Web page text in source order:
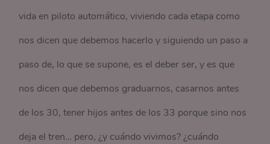
vida en piloto automático, viviendo cada etapa como
nos dicen que debemos hacerlo y siguiendo un paso a
paso de, lo que se supone, es el deber ser, y es que
nos dicen que debemos graduarnos, casarnos antes
de los 30, tener hijos antes de los 33 porque sino nos
deja el tren… pero, ¿y cuándo vivimos? ¿cuándo